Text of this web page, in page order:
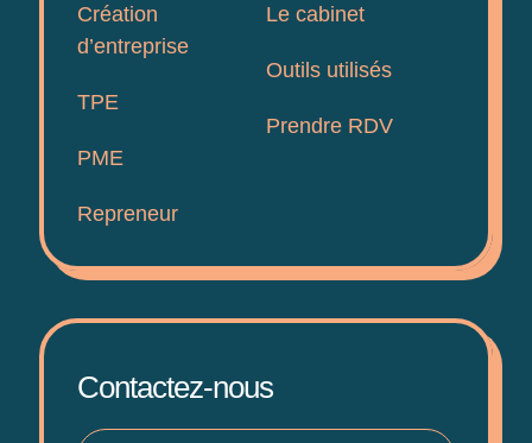
Création
d’entreprise
TPE
PME
Repreneur
Le cabinet
Outils utilisés
Prendre RDV
Contactez-nous